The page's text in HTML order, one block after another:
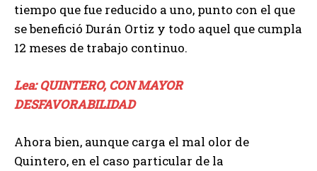
tiempo que fue reducido a uno, punto con el que
se benefició Durán Ortiz y todo aquel que cumpla
12 meses de trabajo continuo.
Lea: QUINTERO, CON MAYOR
DESFAVORABILIDAD
Ahora bien, aunque carga el mal olor de
Quintero, en el caso particular de la